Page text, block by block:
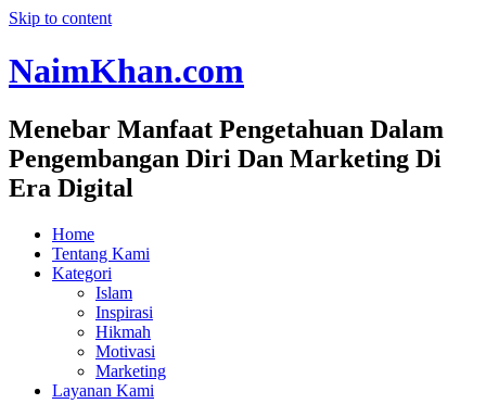
Skip to content
NaimKhan.com
Menebar Manfaat Pengetahuan Dalam
Pengembangan Diri Dan Marketing Di
Era Digital
Home
Tentang Kami
Kategori
Islam
Inspirasi
Hikmah
Motivasi
Marketing
Layanan Kami